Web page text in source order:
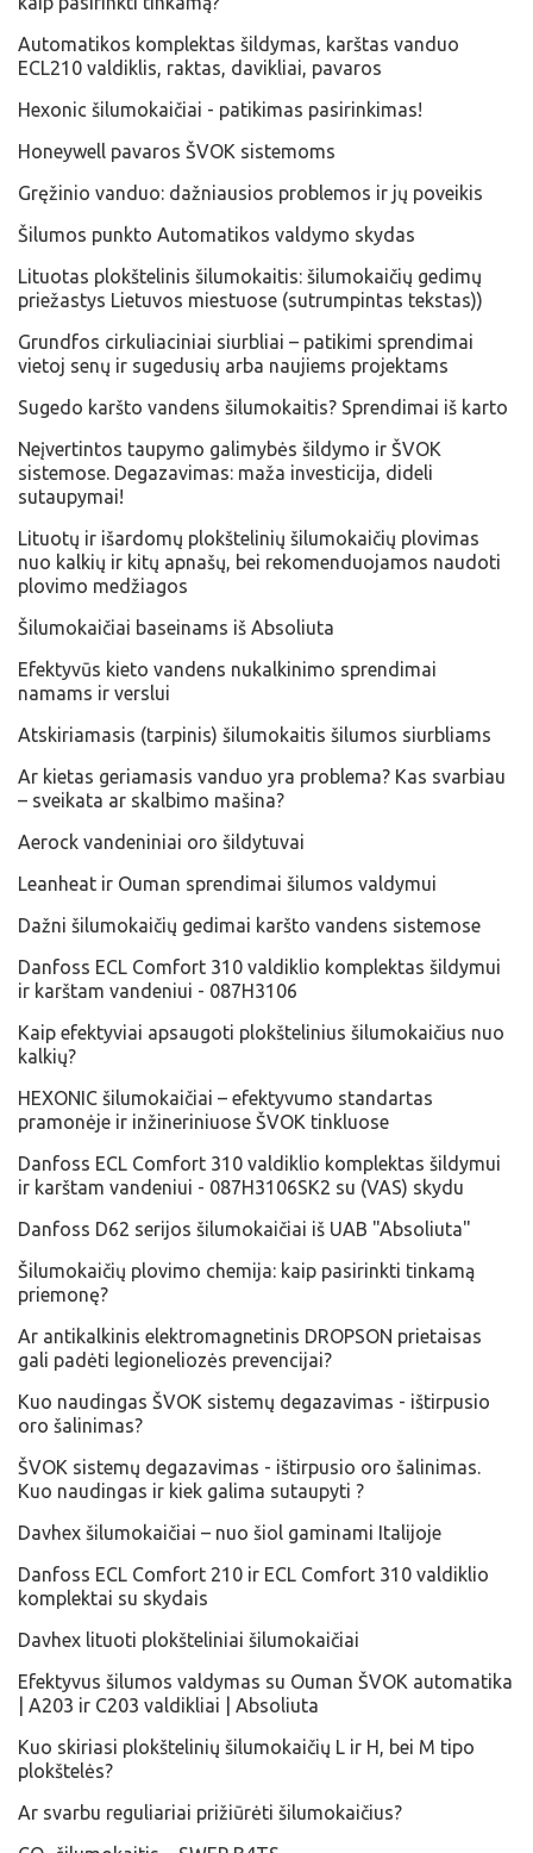
Automatikos komplektas šildymas, karštas vanduo
ECL210 valdiklis, raktas, davikliai, pavaros
Hexonic šilumokaičiai - patikimas pasirinkimas!
Honeywell pavaros ŠVOK sistemoms
​Gręžinio vanduo: dažniausios problemos ir jų poveikis
Šilumos punkto Automatikos valdymo skydas
Lituotas plokštelinis šilumokaitis: šilumokaičių gedimų
priežastys Lietuvos miestuose (sutrumpintas tekstas))
Grundfos cirkuliaciniai siurbliai – patikimi sprendimai
vietoj senų ir sugedusių arba naujiems projektams
Sugedo karšto vandens šilumokaitis? Sprendimai iš karto
Neįvertintos taupymo galimybės šildymo ir ŠVOK
sistemose. Degazavimas: maža investicija, dideli
sutaupymai!
​Lituotų ir išardomų plokštelinių šilumokaičių plovimas
nuo kalkių ir kitų apnašų, bei rekomenduojamos naudoti
plovimo medžiagos
Šilumokaičiai baseinams iš Absoliuta
Efektyvūs kieto vandens nukalkinimo sprendimai
namams ir verslui
Atskiriamasis (tarpinis) šilumokaitis šilumos siurbliams
​Ar kietas geriamasis vanduo yra problema? Kas svarbiau
– sveikata ar skalbimo mašina?
Aerock vandeniniai oro šildytuvai
Leanheat ir Ouman sprendimai šilumos valdymui
Dažni šilumokaičių gedimai karšto vandens sistemose
Danfoss ECL Comfort 310 valdiklio komplektas šildymui
ir karštam vandeniui - 087H3106
​Kaip efektyviai apsaugoti plokštelinius šilumokaičius nuo
kalkių?
HEXONIC šilumokaičiai – efektyvumo standartas
pramonėje ir inžineriniuose ŠVOK tinkluose
Danfoss ECL Comfort 310 valdiklio komplektas šildymui
ir karštam vandeniui - 087H3106SK2 su (VAS) skydu
​Danfoss D62 serijos šilumokaičiai iš UAB "Absoliuta"
Šilumokaičių plovimo chemija: kaip pasirinkti tinkamą
priemonę?
Ar antikalkinis elektromagnetinis DROPSON prietaisas
gali padėti legioneliozės prevencijai?
Kuo naudingas ŠVOK sistemų degazavimas - ištirpusio
oro šalinimas?
ŠVOK sistemų degazavimas - ištirpusio oro šalinimas.
Kuo naudingas ir kiek galima sutaupyti ?
Davhex šilumokaičiai – nuo šiol gaminami Italijoje
Danfoss ECL Comfort 210 ir ECL Comfort 310 valdiklio
komplektai su skydais
Davhex lituoti plokšteliniai šilumokaičiai
Efektyvus šilumos valdymas su Ouman ŠVOK automatika
| A203 ir C203 valdikliai | Absoliuta
Kuo skiriasi plokštelinių šilumokaičių L ir H, bei M tipo
plokštelės?
Ar svarbu reguliariai prižiūrėti šilumokaičius?